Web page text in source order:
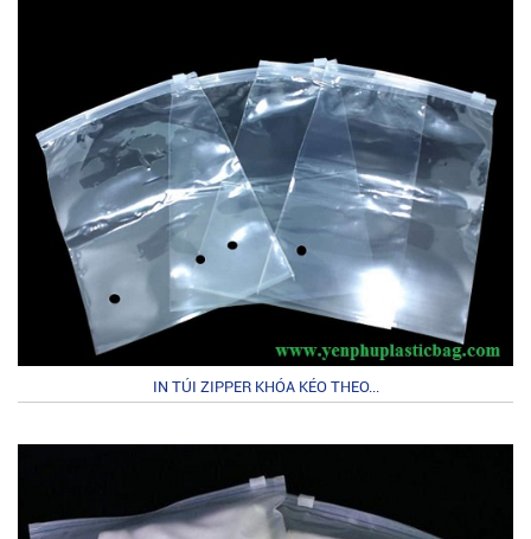
IN TÚI ZIPPER KHÓA KÉO THEO...